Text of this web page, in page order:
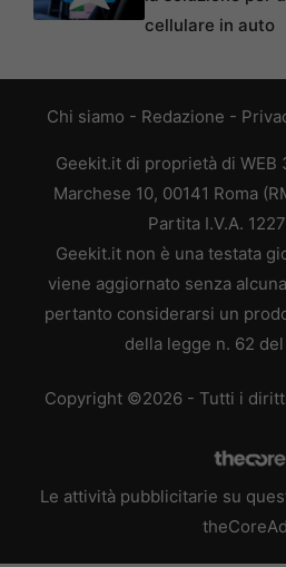
cellulare in auto
Chi siamo - Redazione -
Geekit.it di proprietà di WEB
Marchese 10, 00141 Roma
Partita I.V.A.
Geekit.it non è una testata
viene aggiornato senza
pertanto considerarsi un
della legge n. 62 del
Copyright ©2026 - Tutti i
Le attività pubblicitarie su